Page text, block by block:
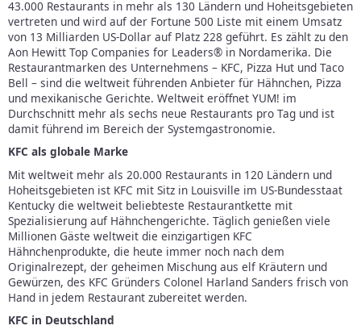
43.000 Restaurants in mehr als 130 Ländern und Hoheitsgebieten
vertreten und wird auf der Fortune 500 Liste mit einem Umsatz
von 13 Milliarden US-Dollar auf Platz 228 geführt. Es zählt zu den
Aon Hewitt Top Companies for Leaders® in Nordamerika. Die
Restaurantmarken des Unternehmens – KFC, Pizza Hut und Taco
Bell – sind die weltweit führenden Anbieter für Hähnchen, Pizza
und mexikanische Gerichte. Weltweit eröffnet YUM! im
Durchschnitt mehr als sechs neue Restaurants pro Tag und ist
damit führend im Bereich der Systemgastronomie.
KFC als globale Marke
Mit weltweit mehr als 20.000 Restaurants in 120 Ländern und
Hoheitsgebieten ist KFC mit Sitz in Louisville im US-Bundesstaat
Kentucky die weltweit beliebteste Restaurantkette mit
Spezialisierung auf Hähnchengerichte. Täglich genießen viele
Millionen Gäste weltweit die einzigartigen KFC
Hähnchenprodukte, die heute immer noch nach dem
Originalrezept, der geheimen Mischung aus elf Kräutern und
Gewürzen, des KFC Gründers Colonel Harland Sanders frisch von
Hand in jedem Restaurant zubereitet werden.
KFC in Deutschland